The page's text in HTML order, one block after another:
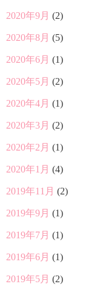
2020年9月 (2)
2020年8月 (5)
2020年6月 (1)
2020年5月 (2)
2020年4月 (1)
2020年3月 (2)
2020年2月 (1)
2020年1月 (4)
2019年11月 (2)
2019年9月 (1)
2019年7月 (1)
2019年6月 (1)
2019年5月 (2)